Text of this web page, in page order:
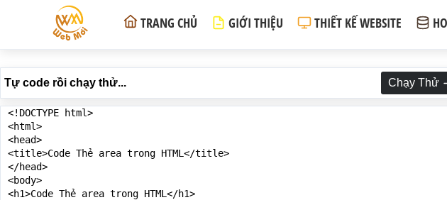
TRANG CHỦ GIỚI THIỆU THIẾT KẾ WEBSITE
Tự code rồi chạy thử... Chạy Thử
<!DOCTYPE html>
<html>
<head>
<title>Code Thẻ area trong HTML</title>
</head>
<body>
<h1>Code Thẻ area trong HTML</h1>